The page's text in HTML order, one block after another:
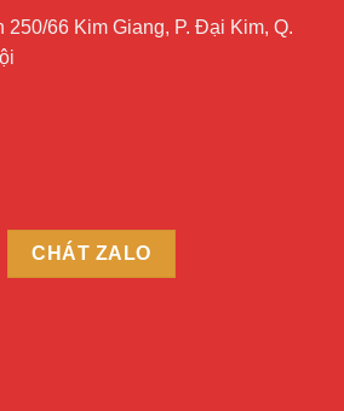
66 Kim Giang, P. Đại Kim, Q.
CHÁT ZALO